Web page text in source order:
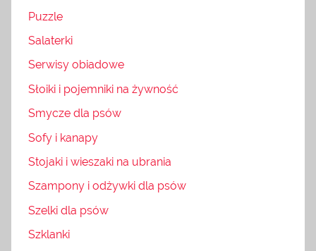
Puzzle
Salaterki
Serwisy obiadowe
Słoiki i pojemniki na żywność
Smycze dla psów
Sofy i kanapy
Stojaki i wieszaki na ubrania
Szampony i odżywki dla psów
Szelki dla psów
Szklanki